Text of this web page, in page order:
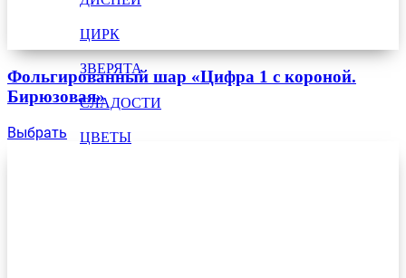
ЦИРК
ЗВЕРЯТА
СЛАДОСТИ
ЦВЕТЫ
Фольгированный шар «Цифра 1 с короной.
Бирюзовая»
Выбрать